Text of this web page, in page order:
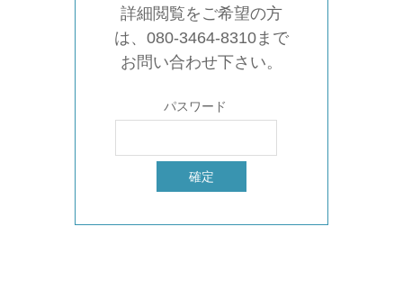
詳細閲覧をご希望の方
は、080-3464-8310まで
お問い合わせ下さい。
パスワード